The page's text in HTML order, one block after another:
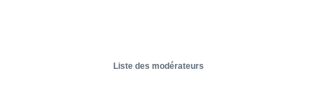
Liste des modérateurs